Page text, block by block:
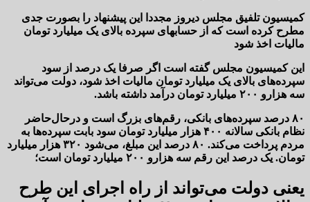
کمیسیون تلفیق مجلس دیروز مجددا این پیشنهاد را بصورت جدی
مطرح کرده است که از حسابهای سپرده بالای یک میلیارد تومان
مالیات اخذ شود
این کمیسیون مجلس گفته است اگر صرفا یک درصد از سود
سپرده‌های بالای یک میلیارد تومان مالیات اخذ شود، دولت می‌تواند
سه‌ هزارو ۲۰۰ میلیارد تومان درآمد داشته باشد.
۸۰ درصد سپرده‌های بانکی، رقم‌های بزرگ است و درحال‌حاضر
نظام بانکی سالانه ۴۰۰ هزار میلیارد تومان سود بابت سپرده‌ها به
مردم پرداخت می‌کند. ۸۰ درصد این مبلغ، می‌شود ۳۲۰ هزار میلیارد
تومان. یک درصد این رقم سه‌ هزارو ۲۰۰ میلیارد تومان است؛
یعنی دولت می‌‌تواند از راه اجرای این طرح